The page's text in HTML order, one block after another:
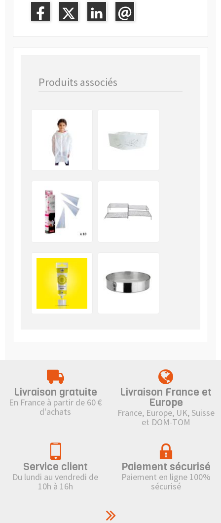
Produits associés
Livraison gratuite
En France à partir de 60 €
d'achats
Livraison France et
Europe
France, Europe, UK, Suisse
et DOM-TOM
Service client
Du lundi au vendredi de
10h à 16h
Paiement sécurisé
Paiement en ligne 100%
sécurisé